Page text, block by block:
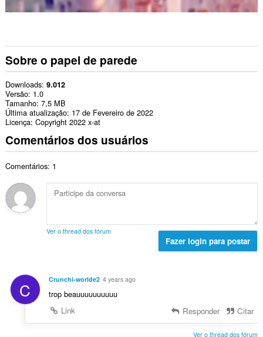
Sobre o papel de parede
Downloads 9.012
Versão 1.0
Tamanho 7,5 MB
Última atualização 17 de Fevereiro de 2022
Licença Copyright 2022 x-at
Comentários dos usuários
Comentários: 1
Ver o thread dos fórum
Fazer login para postar
C Crunchi-worlde2 4 years ago
trop beauuuuuuuuuu
Link
Responder Citar
Ver o thread dos fórum